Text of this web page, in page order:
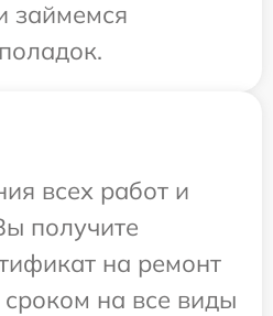
займемся
всех работ и
получите
на ремонт
на все виды